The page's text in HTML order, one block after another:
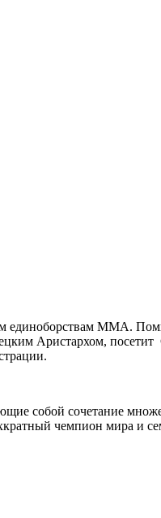
единоборствам ММА.
Аристархом,
собой сочетание
чемпион мира и